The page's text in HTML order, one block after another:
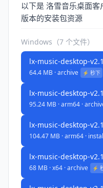
以下是 洛雪音乐桌面
版本的安装包资源
Windows（7 个文件）
lx-music-desktop-
64.4 MB · archive ⚡️ 秒下
lx-music-desktop-
95.24 MB · arm64 ·
lx-music-desktop-
104.47 MB · arm64 ·
lx-music-desktop-
68 MB · x64 · archive ⚡️